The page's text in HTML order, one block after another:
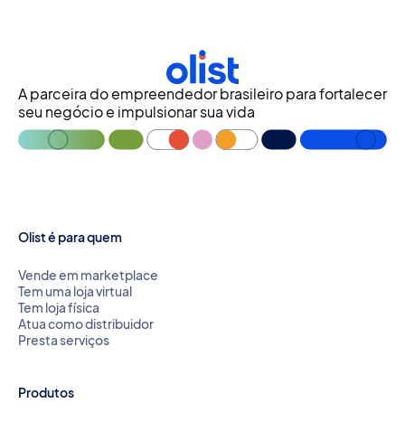
A parceira do empreendedor brasileiro para fortalecer
seu negócio e impulsionar sua vida
Olist é para quem
Vende em marketplace
Tem uma loja virtual
Tem loja física
Atua como distribuidor
Presta serviços
Produtos